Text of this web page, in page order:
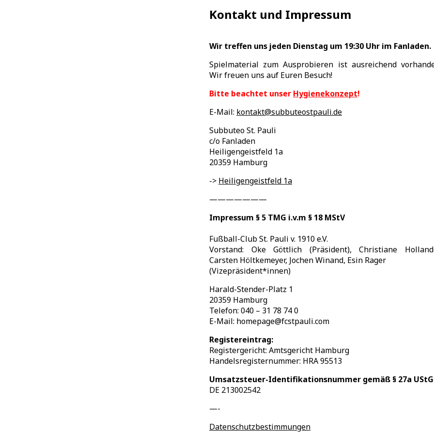
Kontakt und Impressum
Wir treffen uns jeden Dienstag um 19:30 Uhr im Fanladen.
Spielmaterial zum Ausprobieren ist ausreichend
Wir freuen uns auf Euren Besuch!
Bitte beachtet unser Hygienekonzept!
E-Mail: kontakt@subbuteostpauli.de
Subbuteo St. Pauli
c/o Fanladen
Heiligengeistfeld 1a
20359 Hamburg
-> Heiligengeistfeld 1a
———————
Impressum § 5 TMG i.v.m § 18 MStV
Fußball-Club St. Pauli v. 1910 e.V.
Vorstand: Oke Göttlich (Präsident), Christiane
Carsten Höltkemeyer, Jochen Winand, Esin Rager
(Vizepräsident*innen)
Harald-Stender-Platz 1
20359 Hamburg
Telefon: 040 – 31 78 74 0
E-Mail: homepage@fcstpauli.com
Registereintrag:
Registergericht: Amtsgericht Hamburg
Handelsregisternummer: HRA 95513
Umsatzsteuer-Identifikationsnummer gemäß § 27a
DE 213002542
—-
Datenschutzbestimmungen